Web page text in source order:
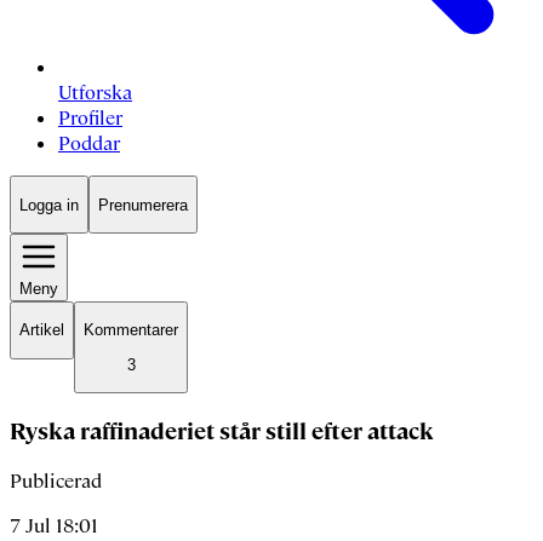
Utforska
Profiler
Poddar
Logga in Prenumerera
Meny
Artikel
Kommentarer
3
Ryska raffinaderiet står still efter attack
Publicerad
7 Jul 18:01